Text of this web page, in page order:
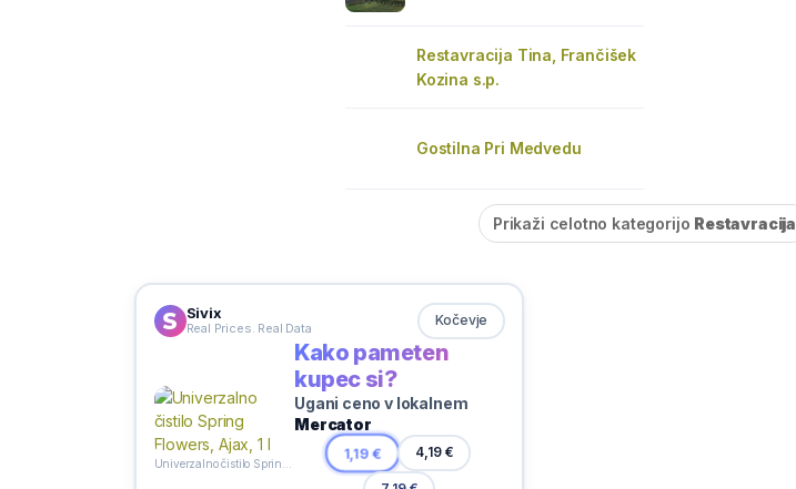
Restavracija Tina, Frančišek
Kozina s.p.
Gostilna Pri Medvedu
Prikaži celotno kategorijo Restavracija
Sivix
Real Prices. Real Data Kočevje
Kako pameten
kupec si?
Ugani ceno v lokalnem
Mercator
1,19 € 4,19 €